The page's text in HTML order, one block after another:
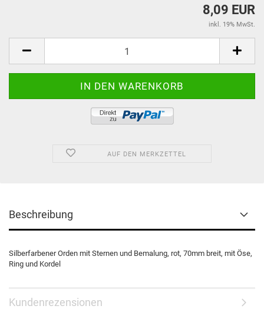
8,09 EUR
inkl. 19% MwSt.
AUF DEN MERKZETTEL
Beschreibung
Silberfarbener Orden mit Sternen und Bemalung, rot, 70mm breit, mit Öse,
Ring und Kordel
Kundenrezensionen